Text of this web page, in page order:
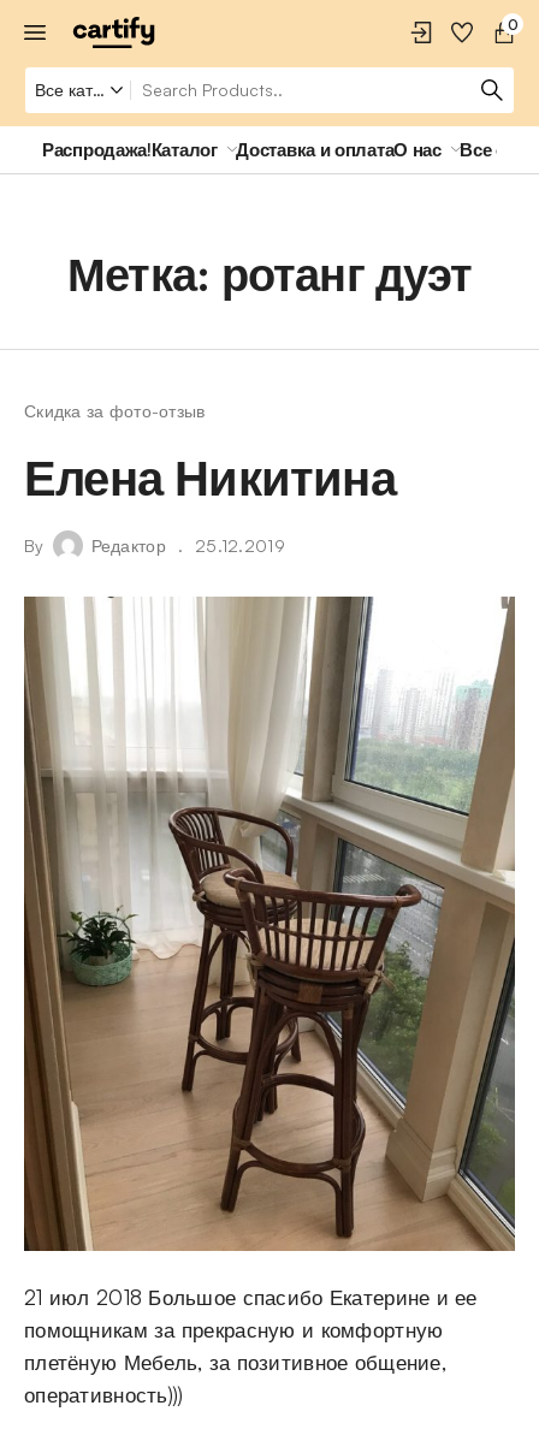
0
Распродажа!Каталог Доставка и оплатаО нас Все о
Метка: ротанг дуэт
Скидка за фото-отзыв
Елена Никитина
By Редактор 25.12.2019
21 июл 2018 Большое спасибо Екатерине и ее
помощникам за прекрасную и комфортную
плетёную Мебель, за позитивное общение,
оперативность)))